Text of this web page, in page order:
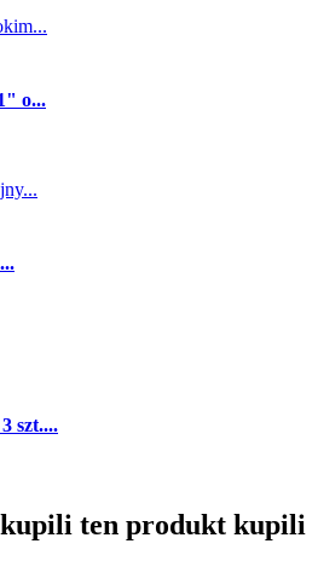
o...
szt....
ten produkt kupili